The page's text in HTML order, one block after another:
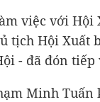
việc với Hội
tịch Hội Xuất
- đã đón
Minh